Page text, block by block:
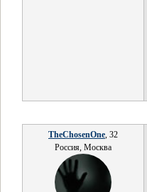
TheChosenOne, 32
Россия, Москва